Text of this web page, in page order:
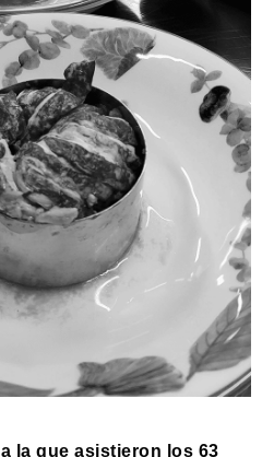
la que asistieron los 63